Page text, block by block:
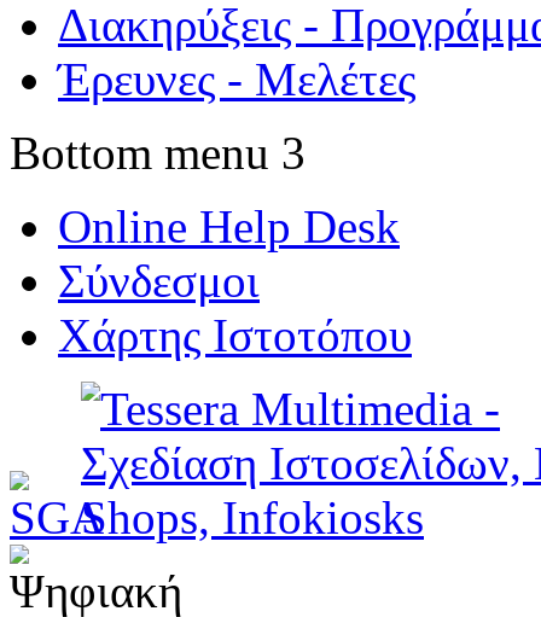
Διακηρύξεις -
Έρευνες - Μελέτες
Bottom menu 3
Online Help Desk
Σύνδεσμοι
Χάρτης Ιστοτόπου